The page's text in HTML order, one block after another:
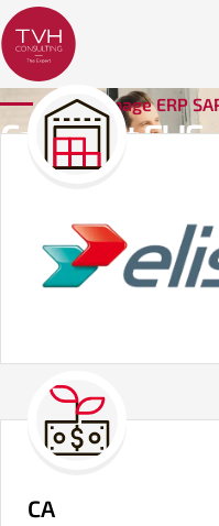
Témoignage ERP
Cas client ELIS
renouvelée
CA